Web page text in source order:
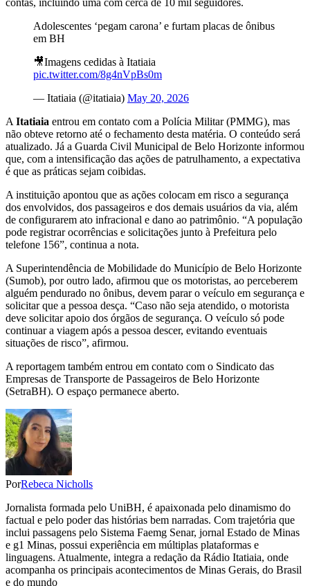
contas, incluindo uma com cerca de 10 mil seguidores.
Adolescentes ‘pegam carona’ e furtam placas de ônibus
em BH
🎥Imagens cedidas à Itatiaia
pic.twitter.com/8g4nVpBs0m
— Itatiaia (@itatiaia) May 20, 2026
A Itatiaia entrou em contato com a Polícia Militar (PMMG), mas
não obteve retorno até o fechamento desta matéria. O conteúdo será
atualizado. Já a Guarda Civil Municipal de Belo Horizonte informou
que, com a intensificação das ações de patrulhamento, a expectativa
é que as práticas sejam coibidas.
A instituição apontou que as ações colocam em risco a segurança
dos envolvidos, dos passageiros e dos demais usuários da via, além
de configurarem ato infracional e dano ao patrimônio. “A população
pode registrar ocorrências e solicitações junto à Prefeitura pelo
telefone 156”, continua a nota.
A Superintendência de Mobilidade do Município de Belo Horizonte
(Sumob), por outro lado, afirmou que os motoristas, ao perceberem
alguém pendurado no ônibus, devem parar o veículo em segurança e
solicitar que a pessoa desça. “Caso não seja atendido, o motorista
deve solicitar apoio dos órgãos de segurança. O veículo só pode
continuar a viagem após a pessoa descer, evitando eventuais
situações de risco”, afirmou.
A reportagem também entrou em contato com o Sindicato das
Empresas de Transporte de Passageiros de Belo Horizonte
(SetraBH). O espaço permanece aberto.
PorRebeca Nicholls
Jornalista formada pelo UniBH, é apaixonada pelo dinamismo do
factual e pelo poder das histórias bem narradas. Com trajetória que
inclui passagens pelo Sistema Faemg Senar, jornal Estado de Minas
e g1 Minas, possui experiência em múltiplas plataformas e
linguagens. Atualmente, integra a redação da Rádio Itatiaia, onde
acompanha os principais acontecimentos de Minas Gerais, do Brasil
e do mundo